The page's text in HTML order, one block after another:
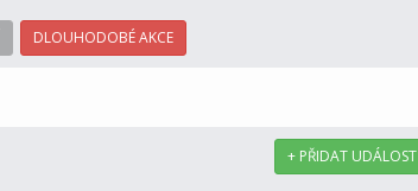
DLOUHODOBÉ AKCE
+ PŘIDAT UDÁLOST